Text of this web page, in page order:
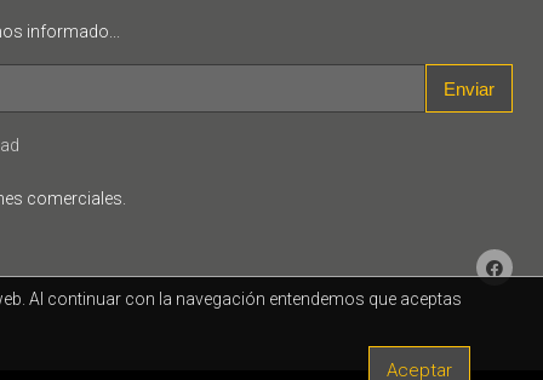
informado...
Enviar
comerciales.
Al continuar con la navegación entendemos que aceptas
Aceptar